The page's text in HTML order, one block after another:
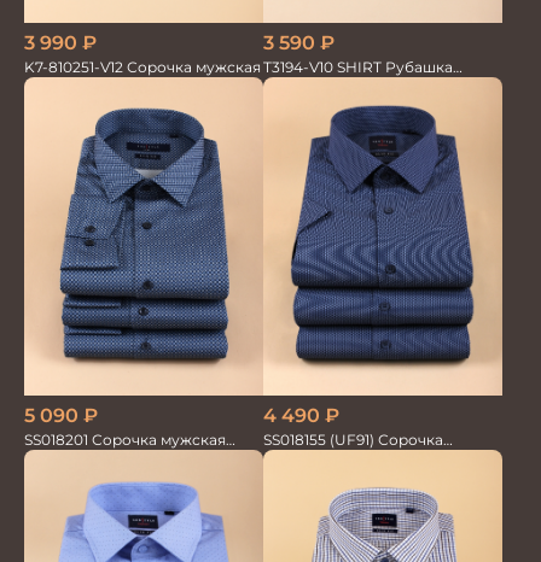
3 990 ₽
K7-810251-V12 Сорочка мужская
3 590 ₽
T3194-V10 SHIRT Рубашка
мужская
5 090 ₽
SS018201 Сорочка мужская
GROSTYLE PRIME
4 490 ₽
SS018155 (UF91) Сорочка
мужская GROSTYLE TRENDY